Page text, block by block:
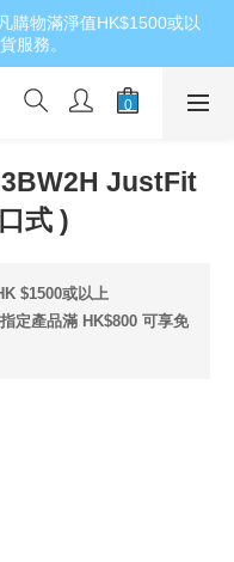
購物滿淨值HK$1500或以
服務。
JustFit
式 )
$1500或以上
定產品滿 HK$800 可享免